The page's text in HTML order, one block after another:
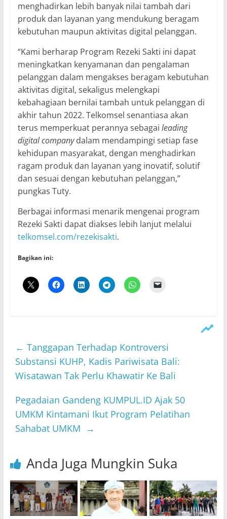
menghadirkan lebih banyak nilai tambah dari
produk dan layanan yang mendukung beragam
kebutuhan maupun aktivitas digital pelanggan.
“Kami berharap Program Rezeki Sakti ini dapat
meningkatkan kenyamanan dan pengalaman
pelanggan dalam mengakses beragam kebutuhan
aktivitas digital, sekaligus melengkapi
kebahagiaan bernilai tambah untuk pelanggan di
akhir tahun 2022. Telkomsel senantiasa akan
terus memperkuat perannya sebagai leading
digital companydalam mendampingi setiap fase
kehidupan masyarakat, dengan menghadirkan
ragam produk dan layanan yang inovatif, solutif
dan sesuai dengan kebutuhan pelanggan,”
pungkas Tuty.
Berbagai informasi menarik mengenai program
Rezeki Sakti dapat diakses lebih lanjut melalui
telkomsel.com/rezekisakti.
Bagikan ini:
← Tanggapan Terhadap Kontroversi
Substansi KUHP, Kadis Pariwisata Bali:
Wisatawan Tak Perlu Khawatir Ke Bali
​Pegadaian Gandeng KUMPUL.ID Ajak 50
UMKM Kintamani Ikut Program Pelatihan
Sahabat UMKM →
Anda Juga Mungkin Suka